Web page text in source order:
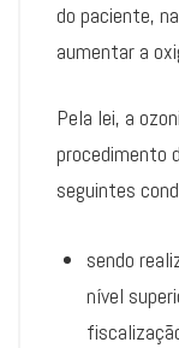
do paciente,
aumentar a
Pela lei, a
procedimento
seguintes
sendo
nível